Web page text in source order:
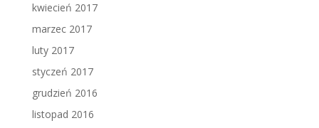
kwiecień 2017
marzec 2017
luty 2017
styczeń 2017
grudzień 2016
listopad 2016